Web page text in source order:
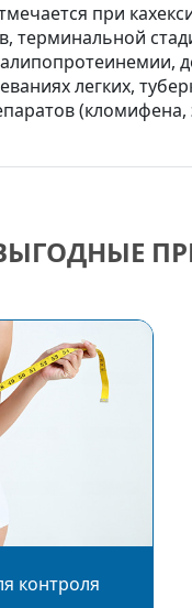
при
терминальной
легких,
контроля